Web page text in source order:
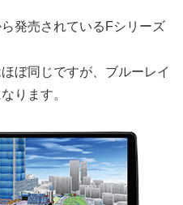
発売されているFシリーズ
ぼ同じですが、ブルーレイ
ります。